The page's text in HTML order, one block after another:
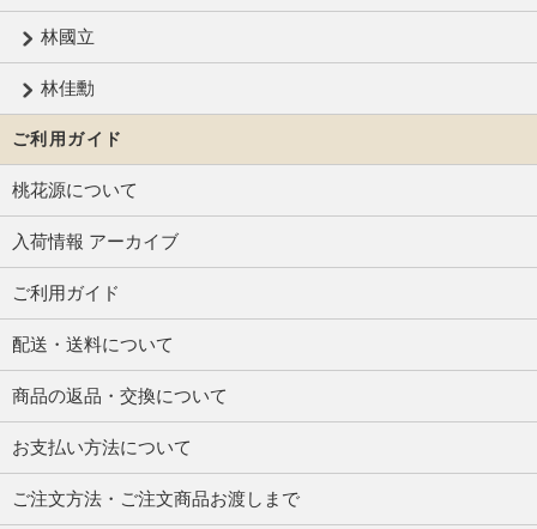
林國立
林佳勳
ご利用ガイド
桃花源について
入荷情報 アーカイブ
ご利用ガイド
配送・送料について
商品の返品・交換について
お支払い方法について
ご注文方法・ご注文商品お渡しまで